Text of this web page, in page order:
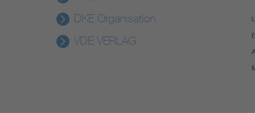
DKE Organisation
VDE VERLAG